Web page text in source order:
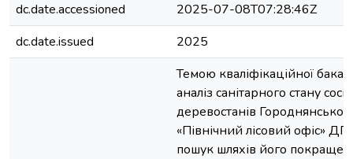
dc.date.accessioned
2025-07-08T07:28:46Z
dc.date.issued
2025
Темою кваліфікаційної
аналіз санітарного стану
деревостанів
«Північний лісовий офіс» ДП
пошук шляхів його